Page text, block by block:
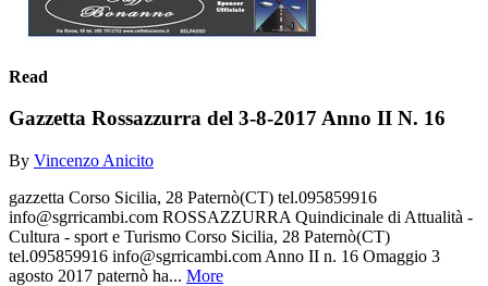
Read
Gazzetta Rossazzurra del 3-8-2017 Anno II N. 16
By Vincenzo Anicito
gazzetta Corso Sicilia, 28 Paternò(CT) tel.095859916
info@sgrricambi.com ROSSAZZURRA Quindicinale di Attualità -
Cultura - sport e Turismo Corso Sicilia, 28 Paternò(CT)
tel.095859916 info@sgrricambi.com Anno II n. 16 Omaggio 3
agosto 2017 paternò ha... More